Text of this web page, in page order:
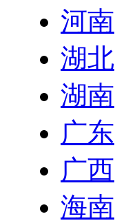
河南
湖北
湖南
广东
广西
海南